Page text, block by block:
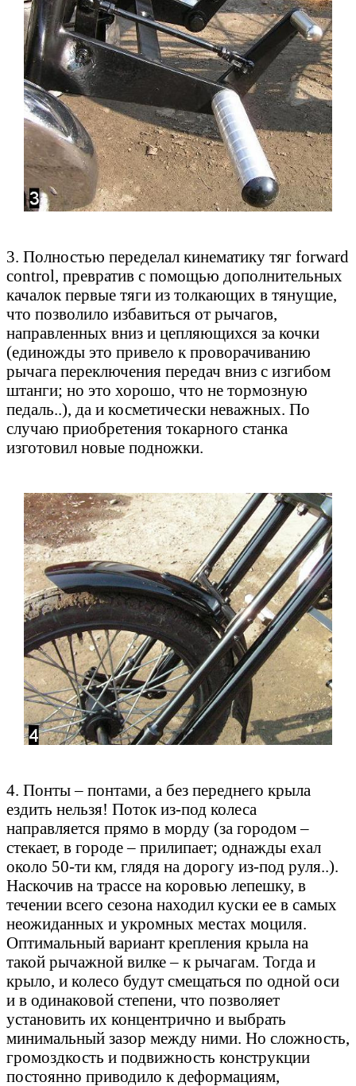
3. Полностью переделал кинематику тяг forward
control, превратив с помощью дополнительных
качалок первые тяги из толкающих в тянущие,
что позволило избавиться от рычагов,
направленных вниз и цепляющихся за кочки
(единожды это привело к проворачиванию
рычага переключения передач вниз с изгибом
штанги; но это хорошо, что не тормозную
педаль..), да и косметически неважных. По
случаю приобретения токарного станка
изготовил новые подножки.
4. Понты – понтами, а без переднего крыла
ездить нельзя! Поток из-под колеса
направляется прямо в морду (за городом –
стекает, в городе – прилипает; однажды ехал
около 50-ти км, глядя на дорогу из-под руля..).
Наскочив на трассе на коровью лепешку, в
течении всего сезона находил куски ее в самых
неожиданных и укромных местах моциля.
Оптимальный вариант крепления крыла на
такой рычажной вилке – к рычагам. Тогда и
крыло, и колесо будут смещаться по одной оси
и в одинаковой степени, что позволяет
установить их концентрично и выбрать
минимальный зазор между ними. Но сложность,
громоздкость и подвижность конструкции
постоянно приводило к деформациям,